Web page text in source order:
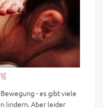
- es gibt viele
lindern. Aber leider